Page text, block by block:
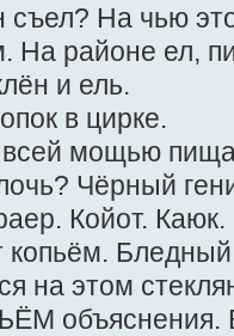
На чью
На районе ел,
и ель.
в цирке.
мощью
Чёрный
Койот.
на этом